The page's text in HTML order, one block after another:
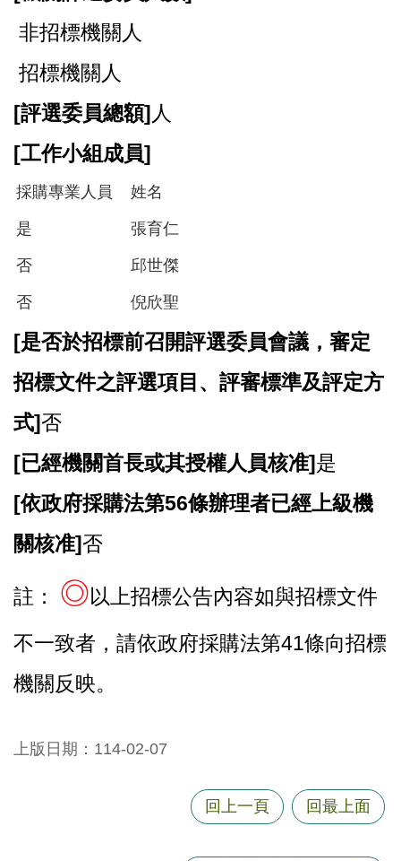
非招標機關人
招標機關人
[評選委員總額] 人
[工作小組成員]
採購專業人員 姓名
是 張育仁
否 邱世傑
否 倪欣聖
[是否於招標前召開評選委員會議，審定
招標文件之評選項目、評審標準及評定方
式]否
[已經機關首長或其授權人員核准]是
[依政府採購法第56條辦理者已經上級機
關核准]否
註： ◎以上招標公告內容如與招標文件
不一致者，請依政府採購法第41條向招標
機關反映。
上版日期：114-02-07
回上一頁 回最上面